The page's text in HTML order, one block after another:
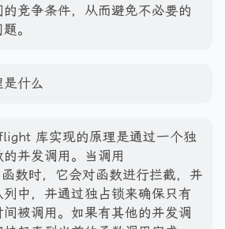
竞争条件，从而避免不必要的
。
什么
库实现的原理是通过一个独
并发调用。当调用
数时，它会对函数进行拦截，并
中，并通过独占锁来确保只有
被调用。如果有其他的并发调